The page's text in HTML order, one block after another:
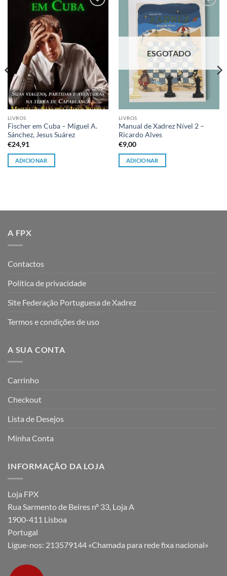
Adicionar
LIVROS
Fischer em Cuba – Miguel A.
Sánchez, Jesus Suárez
€24,91
ADICIONAR
Adicionar
à lista de
desejos
ESGOTADO
LIVROS
Manual de Xadrez Nível 2 –
Ricardo Alves
€9,00
ADICIONAR
A FPX
Contactos
Política de privacidade
Site Federação Portuguesa de Xadrez
Termos e condições de uso
A SUA CONTA
Carrinho
Checkout
Lista de Desejos
Minha Conta
INFORMAÇÃO DA LOJA
Loja FPX
Rua Sarmento de Beires nº 33, Loja A
1900-411 Lisboa
Portugal
Ligue-nos: 213579144 «Chamada para rede fixa nacional»